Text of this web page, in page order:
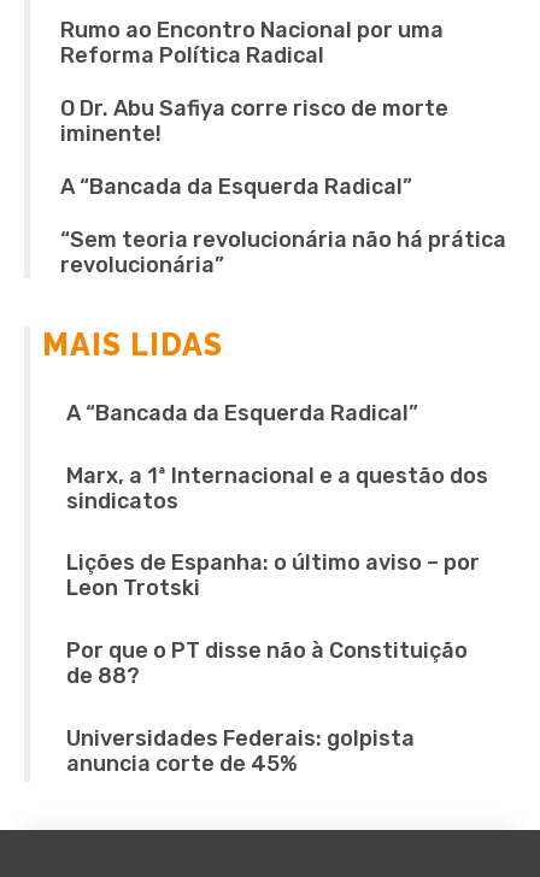
Rumo ao Encontro Nacional por uma
Reforma Política Radical
O Dr. Abu Safiya corre risco de morte
iminente!
A “Bancada da Esquerda Radical”
“Sem teoria revolucionária não há prática
revolucionária”
MAIS LIDAS
A “Bancada da Esquerda Radical”
Marx, a 1ª Internacional e a questão dos
sindicatos
Lições de Espanha: o último aviso – por
Leon Trotski
Por que o PT disse não à Constituição
de 88?
Universidades Federais: golpista
anuncia corte de 45%